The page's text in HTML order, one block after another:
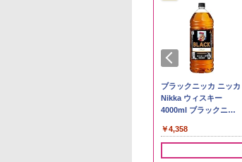
by Amazon 国産ブレ
ンド米 精米 5kg
ブラックニッカ ニッカ
Nikka ウィスキー
4000ml ブラックニッ
【日本 アサヒ ウィスキ
ー】 大容量 お得 4リッ
トル
￥4,358